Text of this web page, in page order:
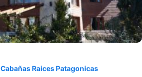
Cabañas Raices Patagonicas